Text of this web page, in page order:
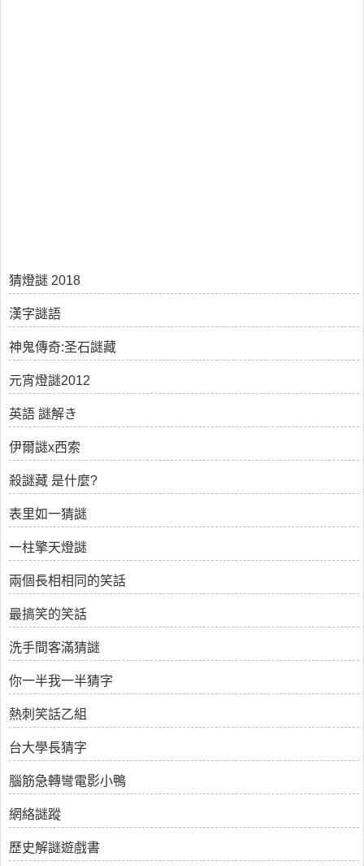
猜燈謎 2018
漢字謎語
神鬼傳奇:圣石謎藏
元宵燈謎2012
英語 謎解き
伊爾謎x西索
殺謎藏 是什麼?
表里如一猜謎
一柱擎天燈謎
兩個長相相同的笑話
最搞笑的笑話
洗手間客滿猜謎
你一半我一半猜字
熱刺笑話乙組
台大學長猜字
腦筋急轉彎電影小鴨
網絡謎蹤
歷史解謎遊戲書